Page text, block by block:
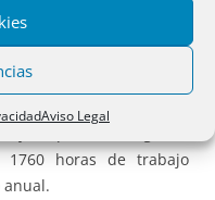
Aviso Legal
a un grupo
horas de trabajo